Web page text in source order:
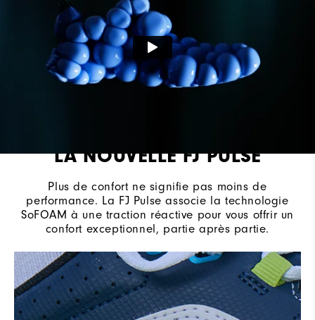
Adhérence
LA NOUVELLE FJ PULSE
Plus de confort ne signifie pas moins de
performance. La FJ Pulse associe la technologie
SoFOAM à une traction réactive pour vous offrir un
confort exceptionnel, partie après partie.